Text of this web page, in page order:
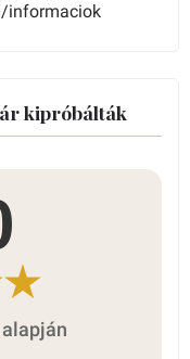
informaciok
kipróbálták